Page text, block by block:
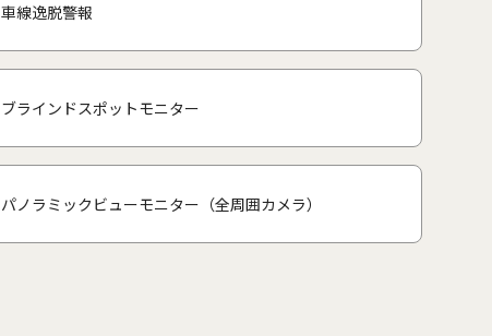
車線逸脱警報
ブラインドスポットモニター
パノラミックビューモニター（全周囲カメラ）